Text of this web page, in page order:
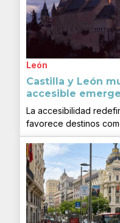
León
Castilla y León
accesible
La accesibilidad
favorece destinos